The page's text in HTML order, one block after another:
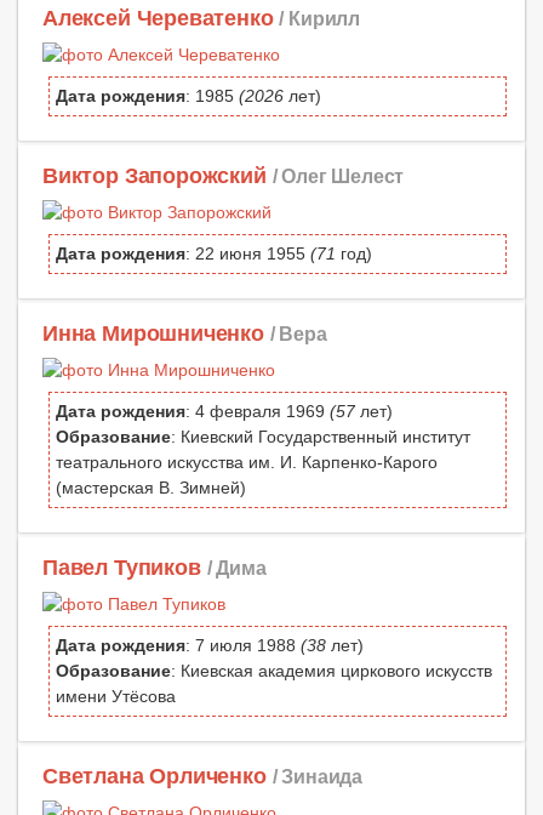
Алексей Череватенко / Кирилл
Дата рождения: 1985 (2026 лет)
Виктор Запорожский / Олег Шелест
Дата рождения: 22 июня 1955 (71 год)
Инна Мирошниченко / Вера
Дата рождения: 4 февраля 1969 (57лет)
Образование: Киевский Государственный институт
театрального искусства им. И. Карпенко-Карого
(мастерская В. Зимней)
Павел Тупиков / Дима
Дата рождения: 7 июля 1988 (38 лет)
Образование: Киевская академия циркового искусств
имени Утёсова
Светлана Орличенко / Зинаида